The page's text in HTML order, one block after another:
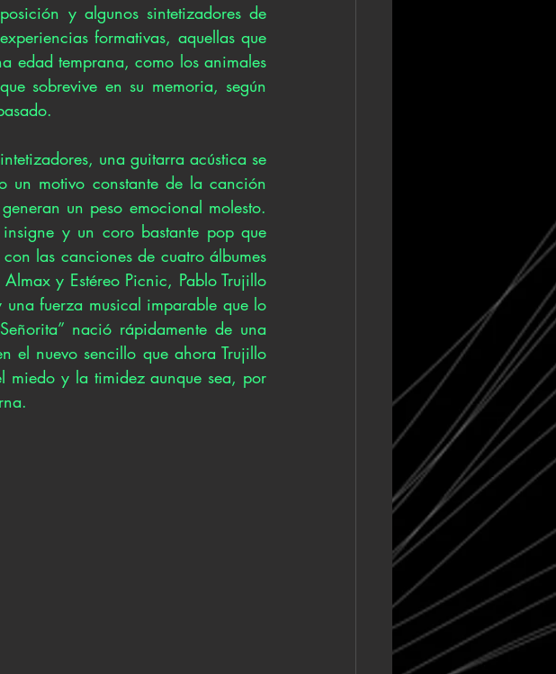
y algunos sintetizadores de
formativas, aquellas que
edad temprana, como los animales
sobrevive en su memoria, según
una guitarra acústica se
un motivo constante de la canción
un peso emocional molesto.
insigne y un coro bastante pop que
las canciones de cuatro álbumes
y Estéreo Picnic, Pablo Trujillo
fuerza musical imparable que lo
nació rápidamente de una
el nuevo sencillo que ahora Trujillo
miedo y la timidez aunque sea, por